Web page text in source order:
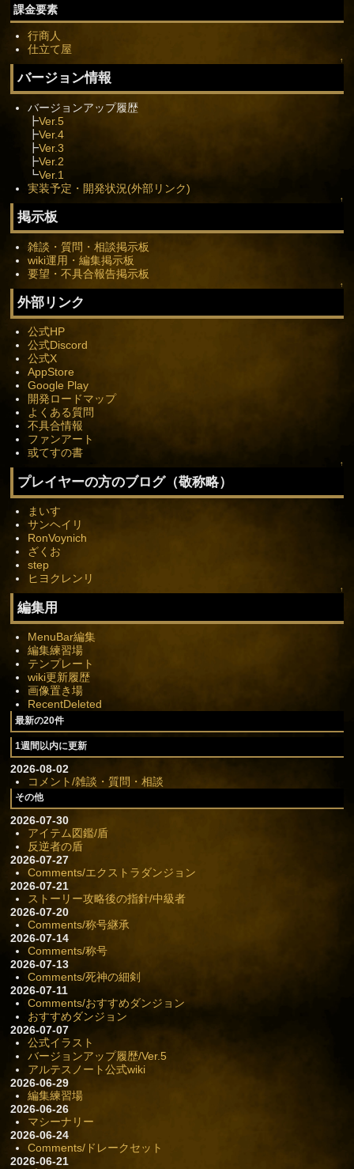
課金要素
行商人
仕立て屋
↑
バージョン情報
バージョンアップ履歴
┣Ver.5
┣Ver.4
┣Ver.3
┣Ver.2
┗Ver.1
実装予定・開発状況(外部リンク)
↑
掲示板
雑談・質問・相談掲示板
wiki運用・編集掲示板
要望・不具合報告掲示板
↑
外部リンク
公式HP
公式Discord
公式X
AppStore
Google Play
開発ロードマップ
よくある質問
不具合情報
ファンアート
或てすの書
↑
プレイヤーの方のブログ（敬称略）
まいす
サンヘイリ
RonVoynich
ざくお
step
ヒヨクレンリ
↑
編集用
MenuBar編集
編集練習場
テンプレート
wiki更新履歴
画像置き場
RecentDeleted
最新の20件
1週間以内に更新
2026-08-02
コメント/雑談・質問・相談
その他
2026-07-30
アイテム図鑑/盾
反逆者の盾
2026-07-27
Comments/エクストラダンジョン
2026-07-21
ストーリー攻略後の指針/中級者
2026-07-20
Comments/称号継承
2026-07-14
Comments/称号
2026-07-13
Comments/死神の細剣
2026-07-11
Comments/おすすめダンジョン
おすすめダンジョン
2026-07-07
公式イラスト
バージョンアップ履歴/Ver.5
アルテスノート公式wiki
2026-06-29
編集練習場
2026-06-26
マシーナリー
2026-06-24
Comments/ドレークセット
2026-06-21